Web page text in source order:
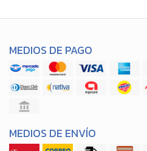
MEDIOS DE PAGO
MEDIOS DE ENVÍO